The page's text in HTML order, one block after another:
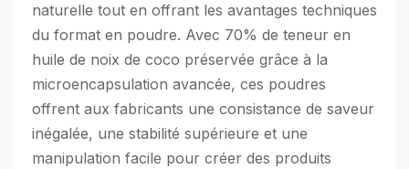
naturelle tout en offrant les avantages techniques
du format en poudre. Avec 70% de teneur en
huile de noix de coco préservée grâce à la
microencapsulation avancée, ces poudres
offrent aux fabricants une consistance de saveur
inégalée, une stabilité supérieure et une
manipulation facile pour créer des produits